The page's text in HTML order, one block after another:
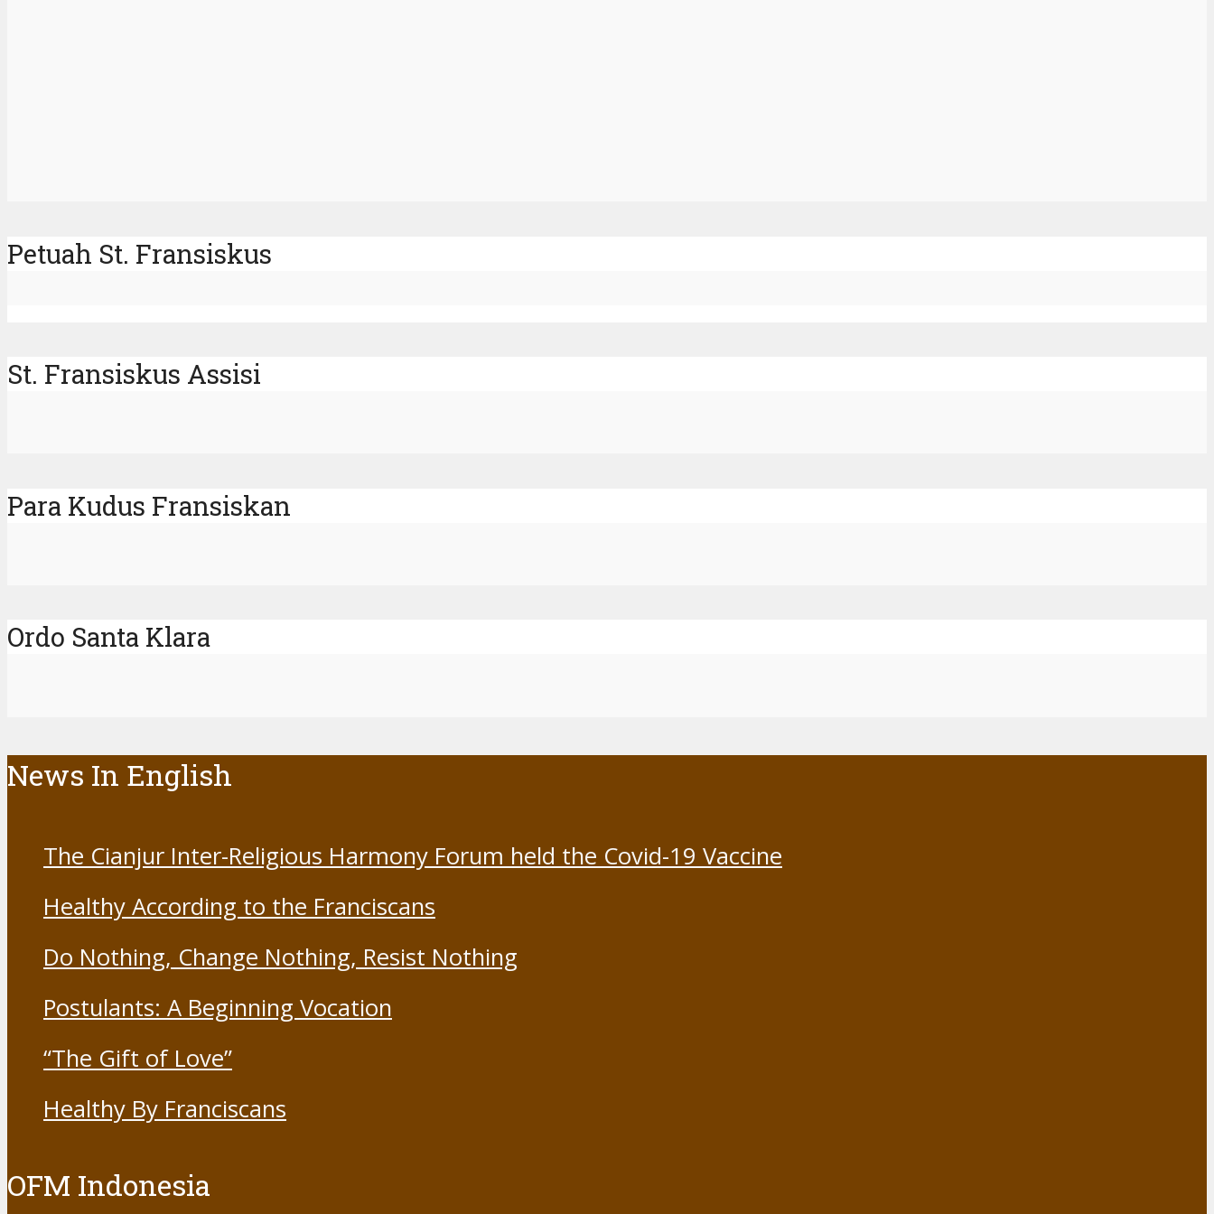
Petuah St. Fransiskus
St. Fransiskus Assisi
Para Kudus Fransiskan
Ordo Santa Klara
News In English
The Cianjur Inter-Religious Harmony Forum held the Covid-19 Vaccine
Healthy According to the Franciscans
Do Nothing, Change Nothing, Resist Nothing
Postulants: A Beginning Vocation
“The Gift of Love”
Healthy By Franciscans
OFM Indonesia